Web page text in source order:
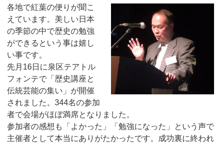
各地で紅葉の便りが聞こ
えています。美しい日本
の季節の中で歴史の勉強
ができるという事は嬉し
い事です。
先月16日に泉区テアトル
フォンテで「歴史講座と
伝統芸能の集い」が開催
されました。344名の参加
者で会場がほぼ満席となりました。
参加者の感想も「よかった」「勉強になった」という声で
主催者として本当にありがたかったです。成功裏に終われ